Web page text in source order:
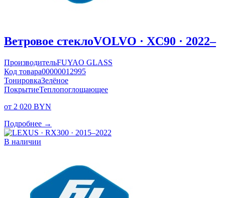
Ветровое стеклоVOLVO · XC90 · 2022–
ПроизводительFUYAO GLASS
Код товара00000012995
ТонировкаЗелёное
ПокрытиеТеплопоглощающее
от 2 020 BYN
Подробнее →
В наличии